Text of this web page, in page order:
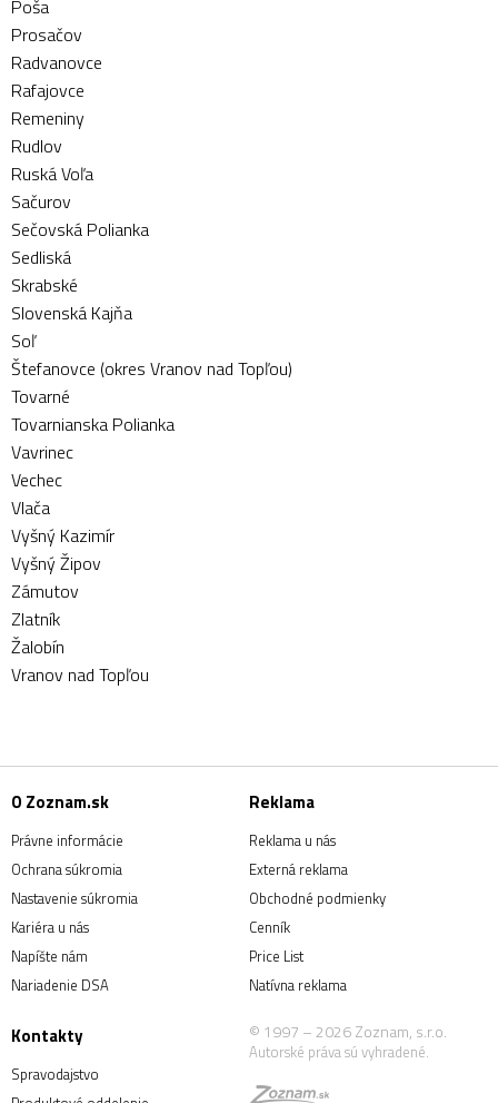
Poša
Prosačov
Radvanovce
Rafajovce
Remeniny
Rudlov
Ruská Voľa
Sačurov
Sečovská Polianka
Sedliská
Skrabské
Slovenská Kajňa
Soľ
Štefanovce (okres Vranov nad Topľou)
Tovarné
Tovarnianska Polianka
Vavrinec
Vechec
Vlača
Vyšný Kazimír
Vyšný Žipov
Zámutov
Zlatník
Žalobín
Vranov nad Topľou
O Zoznam.sk
Právne informácie
Ochrana súkromia
Nastavenie súkromia
Kariéra u nás
Napíšte nám
Nariadenie DSA
Reklama
Reklama u nás
Externá reklama
Obchodné podmienky
Cenník
Price List
Natívna reklama
Kontakty
Spravodajstvo
© 1997 – 2026 Zoznam, s.r.o.
Autorské práva sú vyhradené.